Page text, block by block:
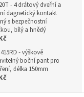
- 4 drátový dveřní a
dagnetický kontakt
s bezpečnostní
bílý a hnědý
- výškově
boční pant pro
délka 150mm